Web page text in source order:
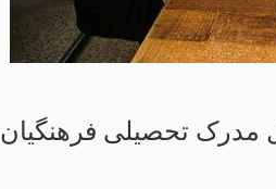
مدرک تحصیلی فرهنگیان